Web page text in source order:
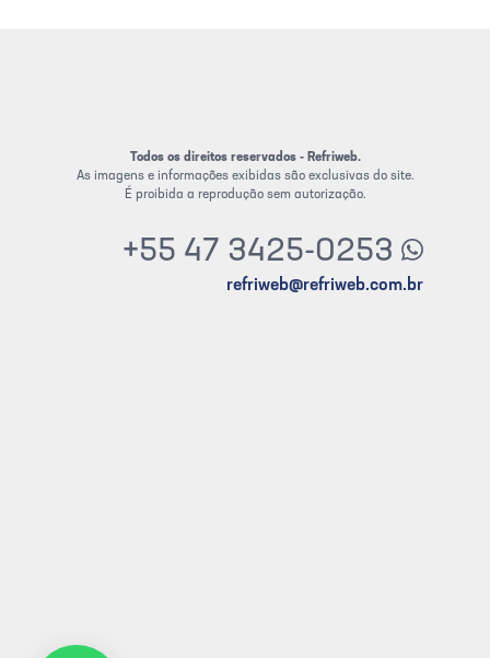
Todos os direitos reservados - Refriweb.
As imagens e informações exibidas são exclusivas do site.
É proibida a reprodução sem autorização.
+55 47 3425-0253
refriweb@refriweb.com.br